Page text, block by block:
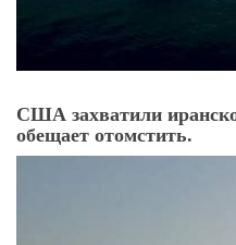
США захватили
обещает отомстить.